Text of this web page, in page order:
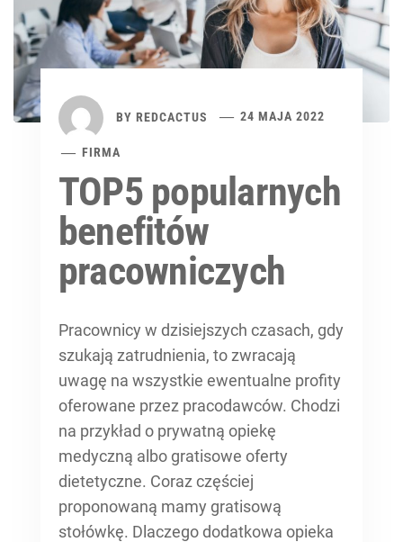
BY REDCACTUS 24 MAJA 2022
FIRMA
TOP5 popularnych
benefitów
pracowniczych
Pracownicy w dzisiejszych czasach, gdy
szukają zatrudnienia, to zwracają
uwagę na wszystkie ewentualne profity
oferowane przez pracodawców. Chodzi
na przykład o prywatną opiekę
medyczną albo gratisowe oferty
dietetyczne. Coraz częściej
proponowaną mamy gratisową
stołówkę. Dlaczego dodatkowa opieka